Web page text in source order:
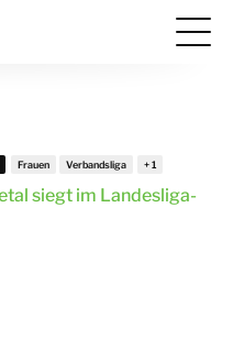
siegt im Landesliga-
Frauen Verbandsliga